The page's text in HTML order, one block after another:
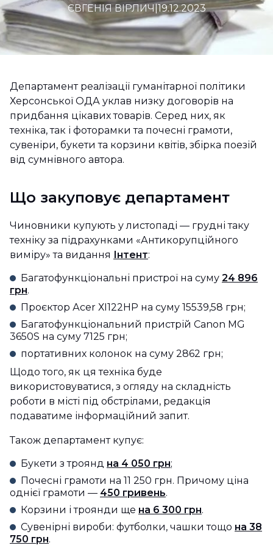
ЄВГЕНІЯ ВІРЛИЧ|19.12.2023
Департамент реалізації гуманітарної політики
Херсонської ОДА уклав низку договорів на
придбання цікавих товарів. Серед них, як
техніка, так і фоторамки та почесні грамоти,
сувеніри, букети та корзини квітів, збірка поезій
від сумнівного автора.
Що закуповує департамент
Чиновники купують у листопаді — грудні таку
техніку за підрахунками «Антикорупційного
виміру» та видання Інтент:
Багатофункціональні пристрої на суму 24 896
грн.
Проєктор Асеr ХІ122НР на суму 15539,58 грн;
Багатофункціональний пристрій Саnon MG
3650S на суму 7125 грн;
портативних колонок на суму 2862 грн;
Щодо того, як ця техніка буде
використовуватися, з огляду на складність
роботи в місті під обстрілами, редакція
подаватиме інформаційний запит.
Також департамент купує:
Букети з троянд на 4 050 грн;
Почесні грамоти на 11 250 грн. Причому ціна
однієї грамоти — 450 гривень.
Корзини і троянди ще на 6 300 грн.
Сувенірні вироби: футболки, чашки тощо на 38
750 грн.